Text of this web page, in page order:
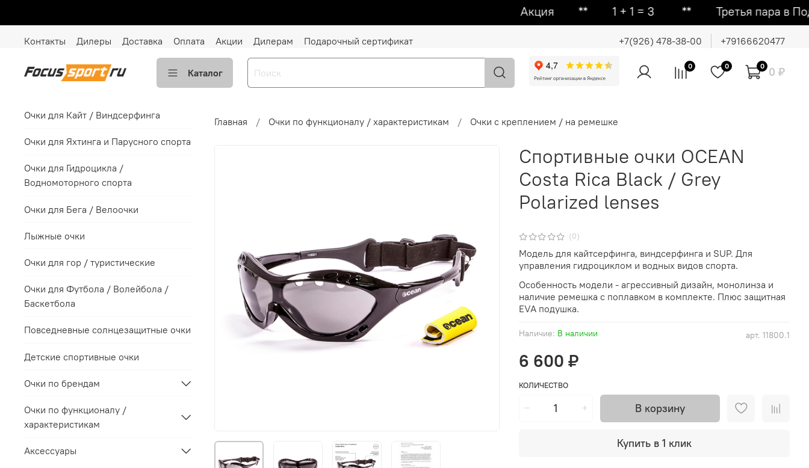
Акция ᕯ 1 + 1 = 3 ᕯ Третья пара в
Контакты Дилеры Доставка Оплата Акции Дилерам Подарочный сертификат +7(926) 478-38-00 +79166620477
Каталог
0 0 0 0 ₽
Главная Очки по функционалу / характеристикам Очки с креплением / на ремешке
(0)
арт. 11800.1
Наличие: В наличии
Спортивные очки OCEAN
Costa Rica Black / Grey
Polarized lenses
6 600 ₽
КОЛИЧЕСТВО
В корзину
Купить в 1 клик
Модель для кайтсерфинга, виндсерфинга и SUP. Для
управления гидроциклом и водных видов спорта.
Особенность модели - агрессивный дизайн, монолинза и
наличие ремешка с поплавком в комплекте. Плюс защитная
EVA подушка.
Очки для Кайт / Виндсерфинга
Очки для Яхтинга и Парусного спорта
Очки для Гидроцикла /
Водномоторного спорта
Очки для Бега / Велоочки
Лыжные очки
Очки для гор / туристические
Очки для Футбола / Волейбола /
Баскетбола
Повседневные солнцезащитные очки
Детские спортивные очки
Очки по брендам
Очки по функционалу /
характеристикам
Аксессуары